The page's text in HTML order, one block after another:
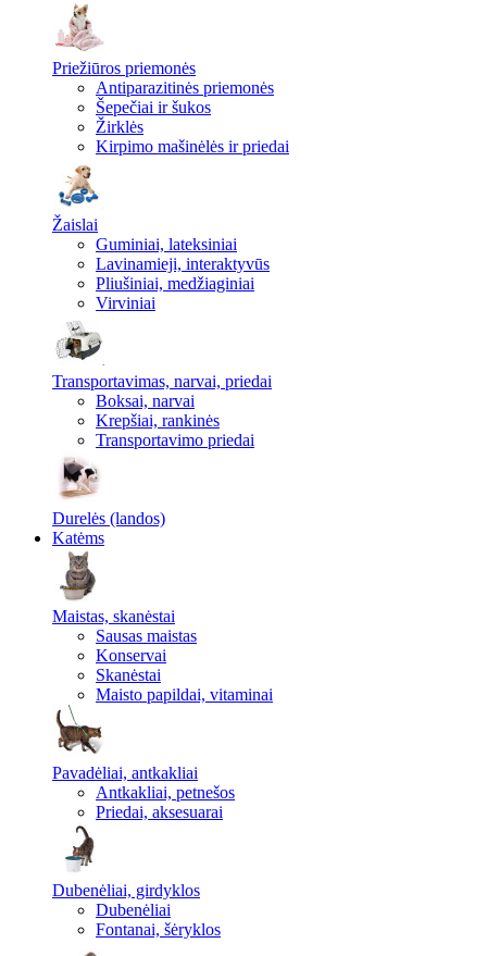
Priežiūros priemonės
Antiparazitinės priemonės
Šepečiai ir šukos
Žirklės
Kirpimo mašinėlės ir priedai
Žaislai
Guminiai, lateksiniai
Lavinamieji, interaktyvūs
Pliušiniai, medžiaginiai
Virviniai
Transportavimas, narvai, priedai
Boksai, narvai
Krepšiai, rankinės
Transportavimo priedai
Durelės (landos)
Katėms
Maistas, skanėstai
Sausas maistas
Konservai
Skanėstai
Maisto papildai, vitaminai
Pavadėliai, antkakliai
Antkakliai, petnešos
Priedai, aksesuarai
Dubenėliai, girdyklos
Dubenėliai
Fontanai, šėryklos